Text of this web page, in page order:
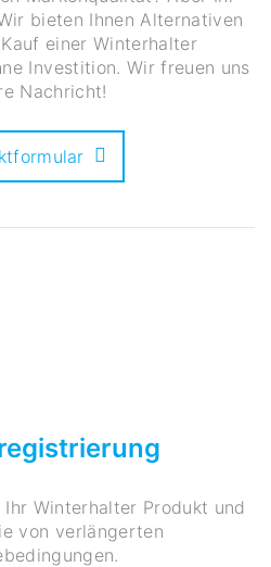
bieten Ihnen Alternativen
einer Winterhalter
Investition. Wir freuen uns
Nachricht!
Winterhalter Produkt und
von verlängerten